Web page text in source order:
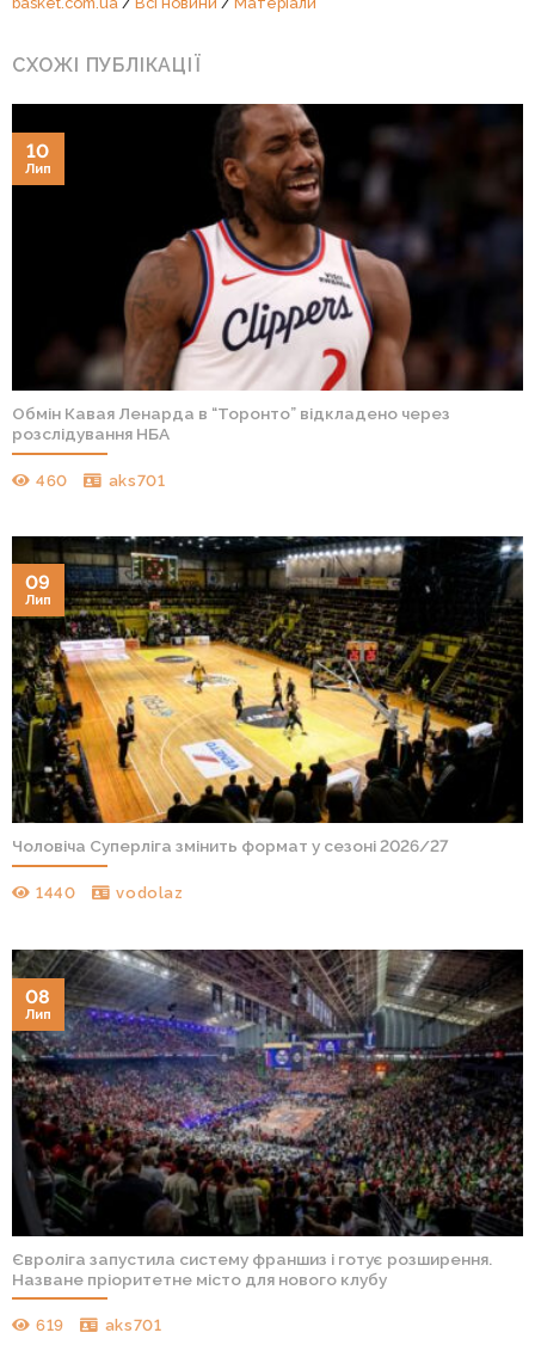
СХОЖІ ПУБЛІКАЦІЇ
Обмін Кавая Ленарда в “Торонто” відкладено через
розслідування НБА
460 aks701
10
Лип
Чоловіча Суперліга змінить формат у сезоні 2026/27
1440 vodolaz
09
Лип
Євроліга запустила систему франшиз і готує розширення.
Назване пріоритетне місто для нового клубу
619 aks701
08
Лип